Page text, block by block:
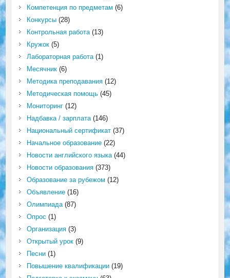
Компетенция по предметам (6)
Конкурсы(28)
Контрольная работа(13)
Кружок(5)
Лабораторная работа(1)
Месячник(6)
Методика преподавания(12)
Методическая помощь(45)
Мониторинг(12)
Надбавка / зарплата(146)
Национальный сертификат(37)
Начальное образование(22)
Новости английского языка(44)
Новости образования(373)
Образование за рубежом (12)
Объявление(16)
Олимпиада(87)
Опрос (1)
Организация(3)
Открытый урок(9)
Песни(1)
Повышение квалификации(19)